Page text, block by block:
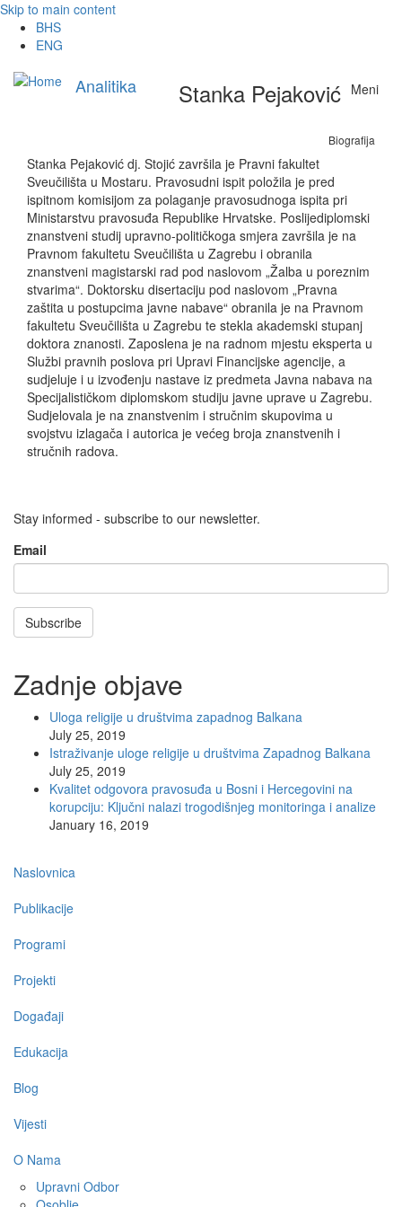
Skip to main content
BHS
ENG
Analitika Meni
Stanka Pejaković
Biografija
Stanka Pejaković dj. Stojić završila je Pravni fakultet
Sveučilišta u Mostaru. Pravosudni ispit položila je pred
ispitnom komisijom za polaganje pravosudnoga ispita pri
Ministarstvu pravosuđa Republike Hrvatske. Poslijediplomski
znanstveni studij upravno-političkoga smjera završila je na
Pravnom fakultetu Sveučilišta u Zagrebu i obranila
znanstveni magistarski rad pod naslovom „Žalba u poreznim
stvarima“. Doktorsku disertaciju pod naslovom „Pravna
zaštita u postupcima javne nabave“ obranila je na Pravnom
fakultetu Sveučilišta u Zagrebu te stekla akademski stupanj
doktora znanosti. Zaposlena je na radnom mjestu eksperta u
Službi pravnih poslova pri Upravi Financijske agencije, a
sudjeluje i u izvođenju nastave iz predmeta Javna nabava na
Specijalističkom diplomskom studiju javne uprave u Zagrebu.
Sudjelovala je na znanstvenim i stručnim skupovima u
svojstvu izlagača i autorica je većeg broja znanstvenih i
stručnih radova.
Stay informed - subscribe to our newsletter.
Email
Subscribe
Zadnje objave
Uloga religije u društvima zapadnog Balkana
July 25, 2019
Istraživanje uloge religije u društvima Zapadnog Balkana
July 25, 2019
Kvalitet odgovora pravosuđa u Bosni i Hercegovini na
korupciju: Ključni nalazi trogodišnjeg monitoringa i analize
January 16, 2019
Main
navigation
Naslovnica
Publikacije
Programi
Projekti
Događaji
Edukacija
Blog
Vijesti
O Nama
Upravni Odbor